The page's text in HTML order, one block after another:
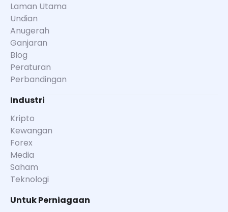
Laman Utama
Undian
Anugerah
Ganjaran
Blog
Peraturan
Perbandingan
Industri
Kripto
Kewangan
Forex
Media
Saham
Teknologi
Untuk Perniagaan